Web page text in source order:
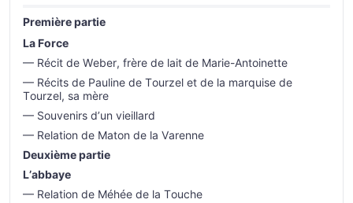
Première partie
La Force
— Récit de Weber, frère de lait de Marie-Antoinette
— Récits de Pauline de Tourzel et de la marquise de
Tourzel, sa mère
— Souvenirs d’un vieillard
— Relation de Maton de la Varenne
Deuxième partie
L’abbaye
— Relation de Méhée de la Touche